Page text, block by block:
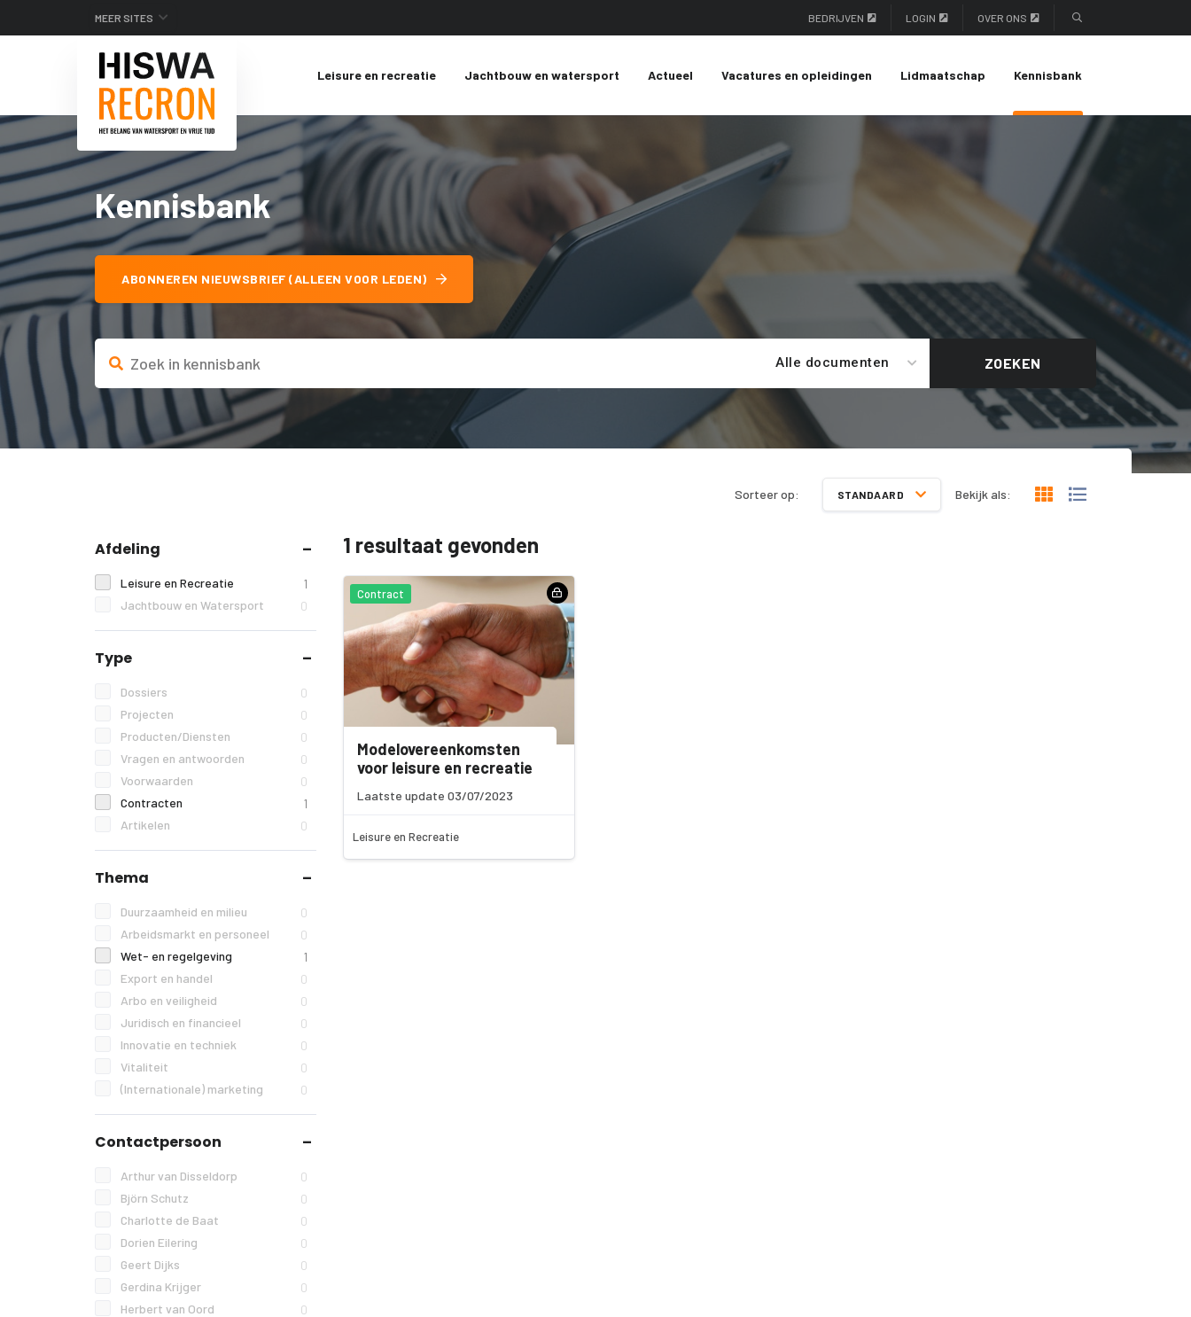
MEER SITES BEDRIJVEN LOGIN OVER ONS
Leisure en recreatie Jachtbouw en watersport Actueel Vacatures en opleidingen Lidmaatschap Kennisbank
Kennisbank
ABONNEREN NIEUWSBRIEF (ALLEEN VOOR LEDEN)
Alle documenten ZOEKEN
Sorteer op: STANDAARD Bekijk als:
Afdeling
Leisure en Recreatie 1
Jachtbouw en Watersport 0
Type
Dossiers 0
Projecten 0
Producten/Diensten 0
Vragen en antwoorden 0
Voorwaarden 0
Contracten 1
Artikelen 0
Thema
Duurzaamheid en milieu 0
Arbeidsmarkt en personeel 0
Wet- en regelgeving 1
Export en handel 0
Arbo en veiligheid 0
Juridisch en financieel 0
Innovatie en techniek 0
Vitaliteit 0
(Internationale) marketing 0
Contactpersoon
Arthur van Disseldorp 0
Björn Schutz 0
Charlotte de Baat 0
Dorien Eilering 0
Geert Dijks 0
Gerdina Krijger 0
Herbert van Oord 0
1 resultaat gevonden
Contract
Modelovereenkomsten
voor leisure en recreatie
Laatste update 03/07/2023
Leisure en Recreatie